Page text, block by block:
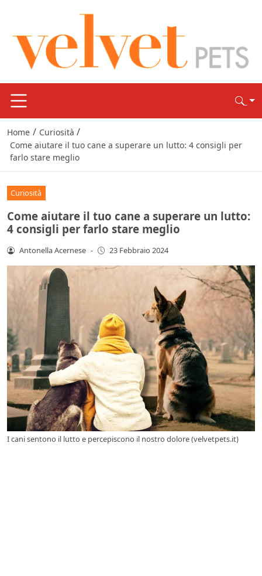
Home / Curiosità /
Come aiutare il tuo cane a superare un lutto: 4 consigli per
farlo stare meglio
Curiosità
Come aiutare il tuo cane a superare un lutto:
4 consigli per farlo stare meglio
Antonella Acernese - 23 Febbraio 2024
I cani sentono il lutto e percepiscono il nostro dolore (velvetpets.it)